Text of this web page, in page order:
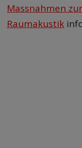
Massnahmen
Raumakustik